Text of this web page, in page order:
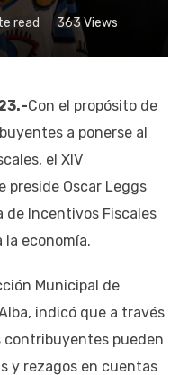
read 363Views
Con el propósito de
a ponerse al
el XIV
preside Oscar Leggs
de Incentivos Fiscales
la economía.
Municipal de
indicó que a través
contribuyentes pueden
y rezagos en cuentas